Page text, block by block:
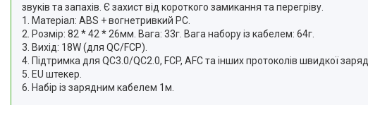
Повернення та Обмін
звуків та запахів. Є захист від короткого замикання та перегріву.
1. Матеріал: ABS + вогнетривкий PC.
2. Розмір: 82 * 42 * 26мм. Вага: 33г. Вага набору із кабелем: 64г.
3. Вихід: 18W (для QC/FCP).
4. Підтримка для QC3.0/QC2.0, FCP, AFC та інших протоколів швидкої
5. EU штекер.
6. Набір із зарядним кабелем 1м.